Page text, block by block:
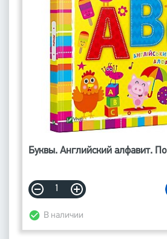
Буквы. Английский алфавит.
В наличии